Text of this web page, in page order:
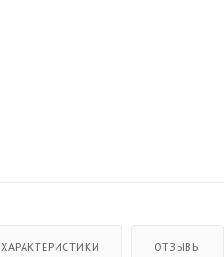
ХАРАКТЕРИСТИКИ ОТЗЫВЫ